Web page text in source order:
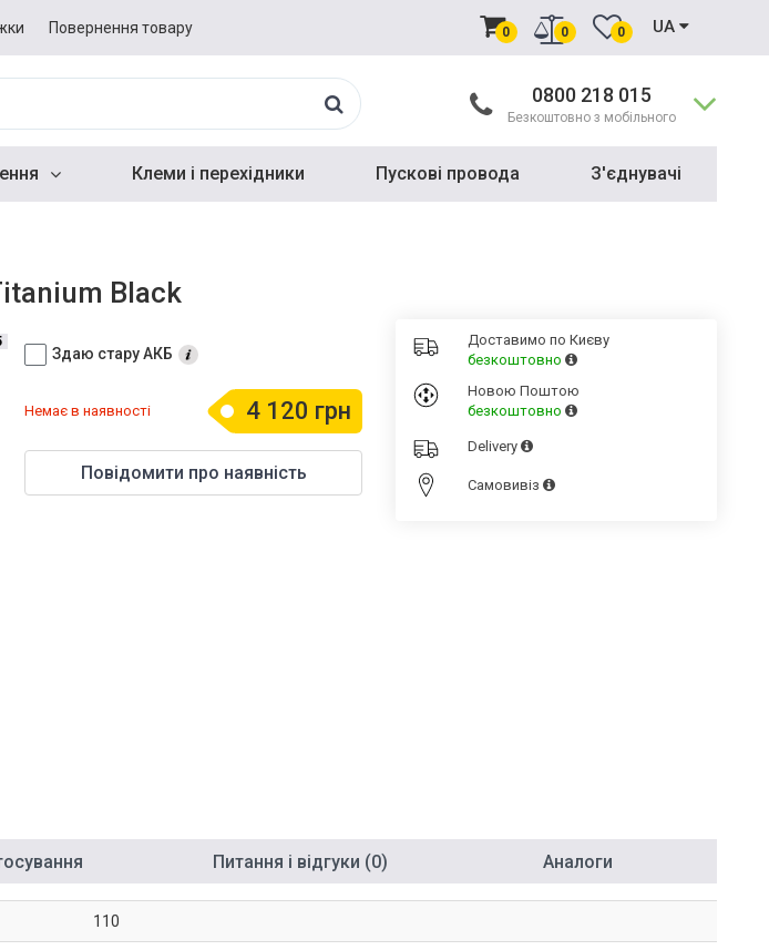
Повернення товару 0 0 0 UA
0800 218 015
Безкоштовно з мобільного
Клеми і перехідники Пускові провода З'єднувачі
Black
Здаю стару АКБ
4 120 грн
Немає в наявності
Повідомити про наявність
Доставимо по Києву
безкоштовно
Новою Поштою
безкоштовно
Delivery
Cамовивіз
Питання і відгуки (0) Аналоги
110